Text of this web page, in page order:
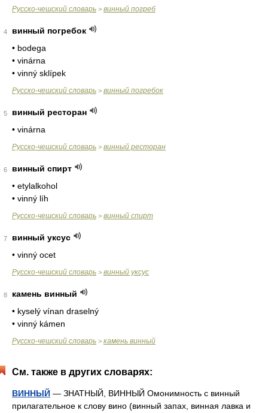
Русско-чешский словарь > винный погреб
4
винный погребок
• bodega
• vinárna
• vinný sklípek
Русско-чешский словарь > винный погребок
5
винный ресторан
• vinárna
Русско-чешский словарь > винный ресторан
6
винный спирт
• etylalkohol
• vinný líh
Русско-чешский словарь > винный спирт
7
винный уксус
• vinný ocet
Русско-чешский словарь > винный уксус
8
камень винный
• kyselý vínan draselný
• vinný kámen
Русско-чешский словарь > камень винный
См. также в других словарях:
ВИННЫЙ — ЗНАТНЫЙ, ВИННЫЙ Омонимность с винный
прилагательное к слову вино (винный запах, винная лавка и